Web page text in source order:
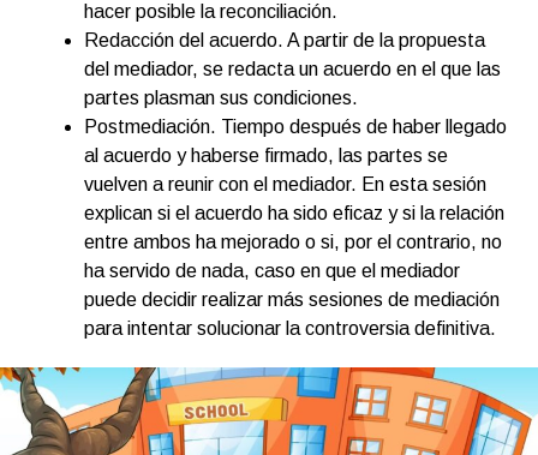
hacer posible la reconciliación.
Redacción del acuerdo. A partir de la propuesta
del mediador, se redacta un acuerdo en el que las
partes plasman sus condiciones.
Postmediación. Tiempo después de haber llegado
al acuerdo y haberse firmado, las partes se
vuelven a reunir con el mediador. En esta sesión
explican si el acuerdo ha sido eficaz y si la relación
entre ambos ha mejorado o si, por el contrario, no
ha servido de nada, caso en que el mediador
puede decidir realizar más sesiones de mediación
para intentar solucionar la controversia definitiva.